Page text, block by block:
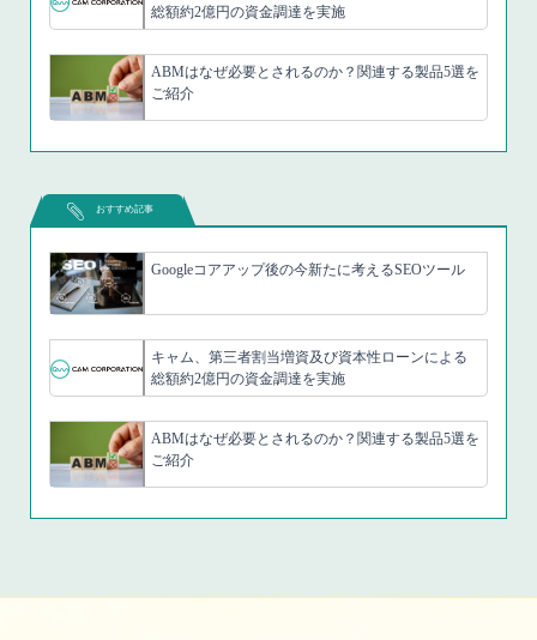
総額約2億円の資金調達を実施
ABMはなぜ必要とされるのか？関連する製品5選を
ご紹介
おすすめ記事
Googleコアアップ後の今新たに考えるSEOツール
キャム、第三者割当増資及び資本性ローンによる
総額約2億円の資金調達を実施
ABMはなぜ必要とされるのか？関連する製品5選を
ご紹介